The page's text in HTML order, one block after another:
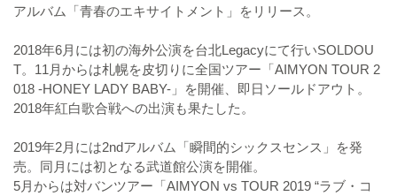
アルバム「青春のエキサイトメント」をリリース。
2018年6月には初の海外公演を台北Legacyにて行いSOLDOU
T。11月からは札幌を皮切りに全国ツアー「AIMYON TOUR 2
018 -HONEY LADY BABY-」を開催、即日ソールドアウト。
2018年紅白歌合戦への出演も果たした。
2019年2月には2ndアルバム「瞬間的シックスセンス」を発
売。同月には初となる武道館公演を開催。
5月からは対バンツアー「AIMYON vs TOUR 2019 “ラブ・コ